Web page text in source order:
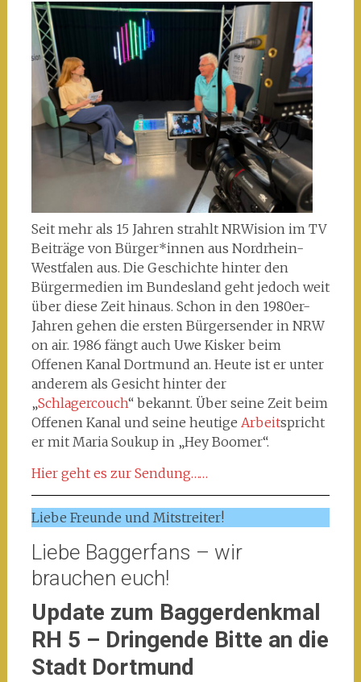
Seit mehr als 15 Jahren strahlt NRWision im TV
Beiträge von Bürger*innen aus Nordrhein-
Westfalen aus. Die Geschichte hinter den
Bürgermedien im Bundesland geht jedoch weit
über diese Zeit hinaus. Schon in den 1980er-
Jahren gehen die ersten Bürgersender in NRW
on air. 1986 fängt auch Uwe Kisker beim
Offenen Kanal Dortmund an. Heute ist er unter
anderem als Gesicht hinter der
„Schlagercouch“ bekannt. Über seine Zeit beim
Offenen Kanal und seine heutige Arbeitspricht
er mit Maria Soukup in „Hey Boomer“.
Hier geht es zur Sendung……
Liebe Freunde und Mitstreiter!
Liebe Baggerfans – wir
brauchen euch!
Update zum Baggerdenkmal
RH 5 – Dringende Bitte an die
Stadt Dortmund